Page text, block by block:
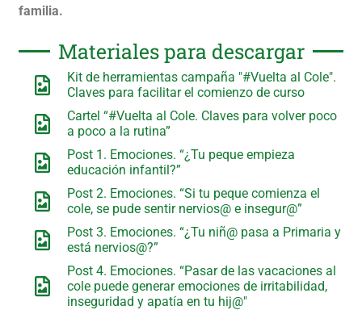
familia.
Materiales para descargar
Kit de herramientas campaña "#Vuelta al Cole".
Claves para facilitar el comienzo de curso
Cartel “#Vuelta al Cole. Claves para volver poco
a poco a la rutina”
Post 1. Emociones. “¿Tu peque empieza
educación infantil?”
Post 2. Emociones. “Si tu peque comienza el
cole, se pude sentir nervios@ e insegur@”
Post 3. Emociones. “¿Tu niñ@ pasa a Primaria y
está nervios@?”
Post 4. Emociones. “Pasar de las vacaciones al
cole puede generar emociones de irritabilidad,
inseguridad y apatía en tu hij@"